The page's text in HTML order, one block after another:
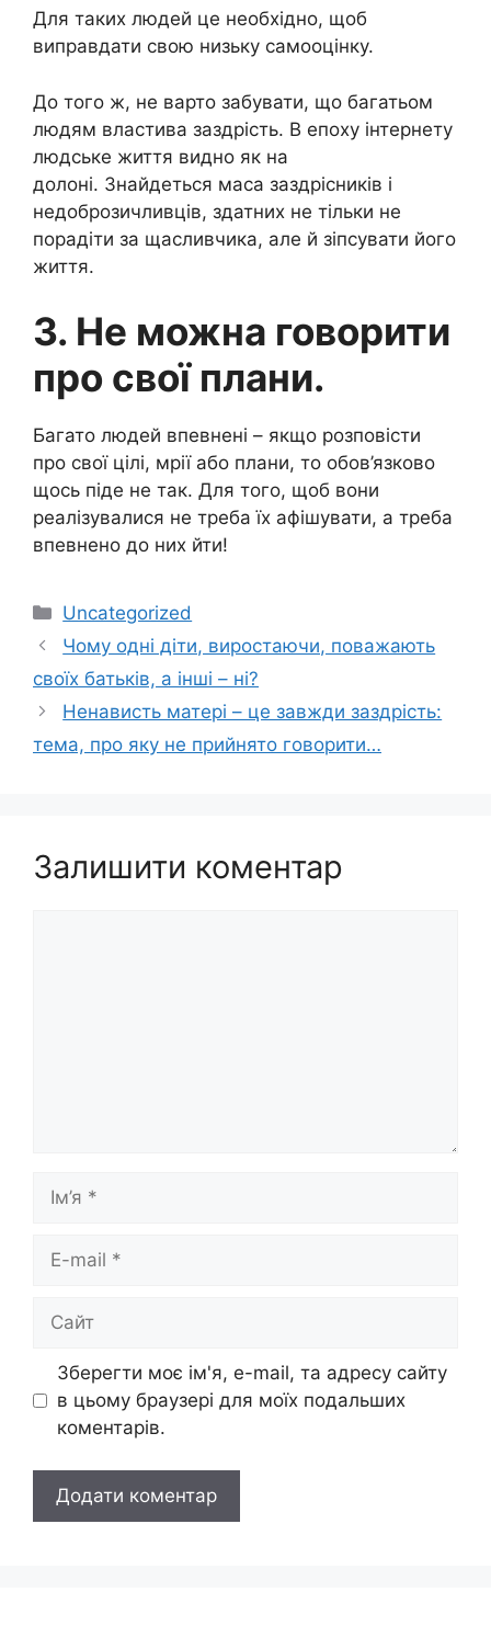
Для таких людей це необхідно, щоб
виправдати свою низьку самооцінку.
До того ж, не варто забувати, що багатьом
людям властива заздрість. В епоху інтернету
людське життя видно як на
долоні. Знайдеться маса заздрісників і
недоброзичливців, здатних не тільки не
порадіти за щасливчика, але й зіпсувати його
життя.
3. Не можна говорити
про свої плани.
Багато людей впевнені – якщо розповісти
про свої цілі, мрії або плани, то обов’язково
щось піде не так. Для того, щоб вони
реалізувалися не треба їх афішувати, а треба
впевнено до них йти!
Категорії
Uncategorized
Чому одні діти, виростаючи, поважають
своїх батьків, а інші – ні?
Ненависть матері – це завжди заздрість:
тема, про яку не прийнято говорити…
Залишити коментар
Ім’я
Сайт
Зберегти моє ім'я, e-mail, та адресу сайту
в цьому браузері для моїх подальших
коментарів.